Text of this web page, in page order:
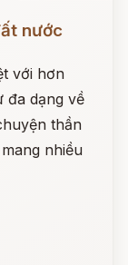
nước
với hơn
đa dạng về
thần
nhiều